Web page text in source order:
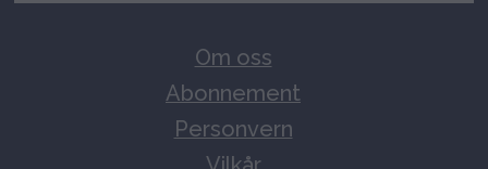
Om oss
Abonnement
Personvern